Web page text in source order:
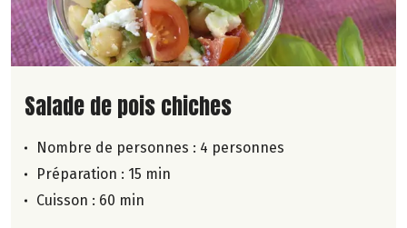
Lire la suite de la recette
Salade de pois chiches
Nombre de personnes : 4 personnes
Préparation : 15 min
Cuisson : 60 min